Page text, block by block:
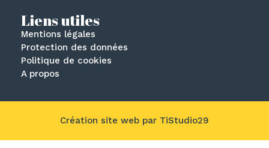
Liens utiles
Mentions légales
Protection des données
Politique de cookies
A propos
Création site web par TiStudio29